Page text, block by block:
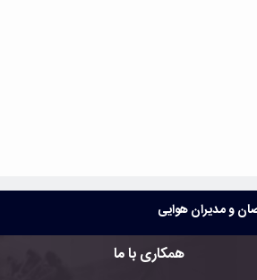
و مدیران هوایی
همکاری با ما